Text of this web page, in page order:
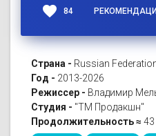
favorite 84
Страна - Russian
Год - 2013-2026
Режиссер - Владимир
Студия - "ТМ Продакшн"
Продолжительность ≈